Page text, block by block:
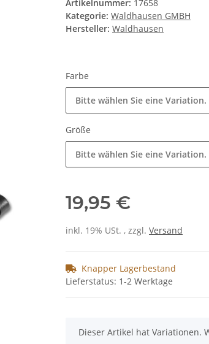
Artikelnummer: 17658
Kategorie: Waldhausen GMBH
Hersteller: Waldhausen
Farbe
Bitte wählen Sie eine Variation.
Größe
Bitte wählen Sie eine Variation.
19,95 €
inkl. 19% USt. , zzgl. Versand
Knapper Lagerbestand
Lieferstatus: 1-2 Werktage
x
Dieser Artikel hat Variationen.